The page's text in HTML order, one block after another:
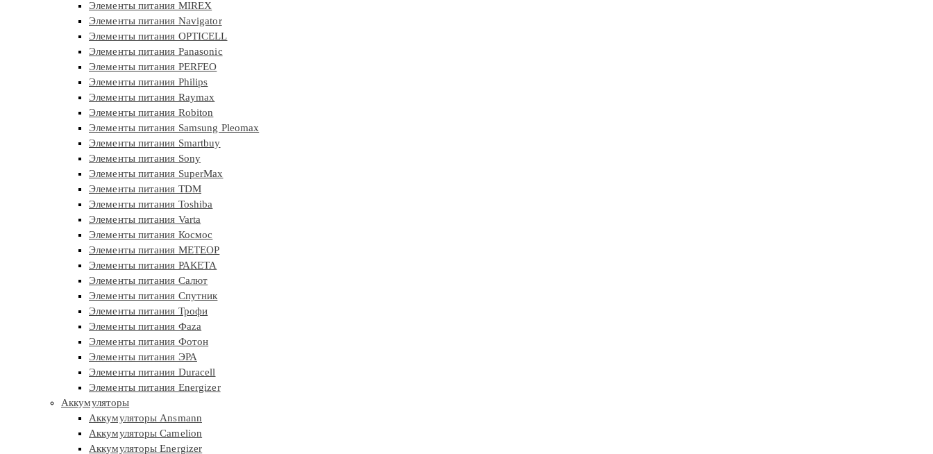
Элементы питания MIREX
Элементы питания Navigator
Элементы питания OPTICELL
Элементы питания Panasonic
Элементы питания PERFEO
Элементы питания Philips
Элементы питания Raymax
Элементы питания Robiton
Элементы питания Samsung Pleomax
Элементы питания Smartbuy
Элементы питания Sony
Элементы питания SuperMax
Элементы питания TDM
Элементы питания Toshiba
Элементы питания Varta
Элементы питания Космос
Элементы питания МЕТЕОР
Элементы питания РАКЕТА
Элементы питания Салют
Элементы питания Спутник
Элементы питания Трофи
Элементы питания Фaza
Элементы питания Фотон
Элементы питания ЭРА
Элементы питания Duracell
Элементы питания Energizer
Аккумуляторы
Аккумуляторы Ansmann
Аккумуляторы Camelion
Аккумуляторы Energizer